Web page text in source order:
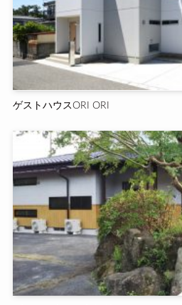
ゲストハウスORI ORI